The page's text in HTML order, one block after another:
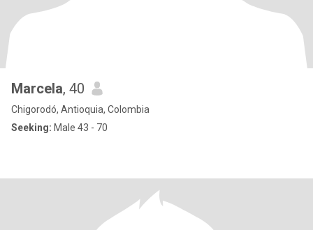
Marcela, 40
Chigorodó, Antioquia, Colombia
Seeking: Male 43 - 70